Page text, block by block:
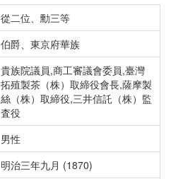
從二位、勳三等
伯爵、東京府華族
貴族院議員,商工審議會委員,臺灣
拓殖製茶（株）取締役會長,薩摩製
絲（株）取締役,三井信託（株）監
査役
男性
明治三年九月 (1870)